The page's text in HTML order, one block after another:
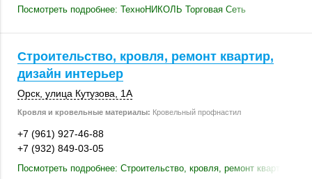
Посмотреть подробнее: ТехноНИКОЛЬ Торговая Сеть
Строительство, кровля, ремонт квартир,
дизайн интерьер
Орск улица Кутузова, 1А
Кровля и кровельные материалы: Кровельный профнастил
+7 (961) 927-46-88
+7 (932) 849-03-05
Посмотреть подробнее: Строительство, кровля, ремонт квартир,